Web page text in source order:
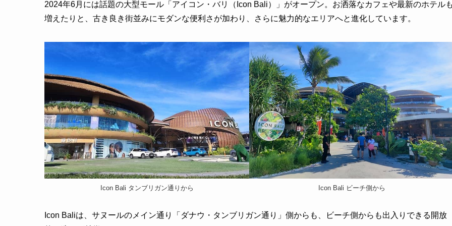
2024年6月には話題の大型モール「アイコン・バリ（Icon Bali）」がオープン。お洒落なカフェや最新のホテル
増えたりと、古き良き街並みにモダンな便利さが加わり、さらに魅力的なエリアへと進化しています。
Icon Bali タンブリガン通りから Icon Bali ビーチ側から
Icon Baliは、サヌールのメイン通り「ダナウ・タンブリガン通り」側からも、ビーチ側からも出入りできる開放